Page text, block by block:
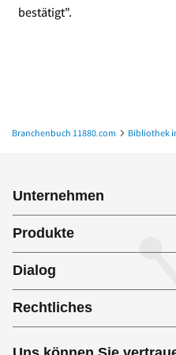
bestätigt".
Branchenbuch 11880.com Bibliothek
Unternehmen
Produkte
Dialog
Rechtliches